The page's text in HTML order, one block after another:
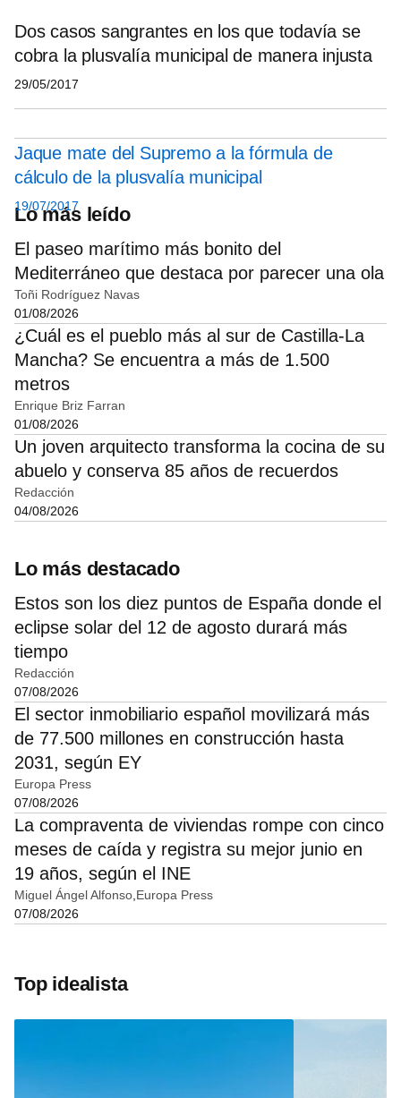
Dos casos sangrantes en los que todavía se
cobra la plusvalía municipal de manera injusta
29/05/2017
Jaque mate del Supremo a la fórmula de
cálculo de la plusvalía municipal
19/07/2017
Lo más leído
El paseo marítimo más bonito del
Mediterráneo que destaca por parecer una ola
Toñi Rodríguez Navas
01/08/2026
¿Cuál es el pueblo más al sur de Castilla-La
Mancha? Se encuentra a más de 1.500
metros
Enrique Briz Farran
01/08/2026
Un joven arquitecto transforma la cocina de su
abuelo y conserva 85 años de recuerdos
Redacción
04/08/2026
Lo más destacado
Estos son los diez puntos de España donde el
eclipse solar del 12 de agosto durará más
tiempo
Redacción
07/08/2026
El sector inmobiliario español movilizará más
de 77.500 millones en construcción hasta
2031, según EY
Europa Press
07/08/2026
La compraventa de viviendas rompe con cinco
meses de caída y registra su mejor junio en
19 años, según el INE
Miguel Ángel Alfonso Europa Press
07/08/2026
Top idealista